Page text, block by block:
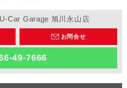
Car Garage 旭川永山店
お問合せ
49-7666